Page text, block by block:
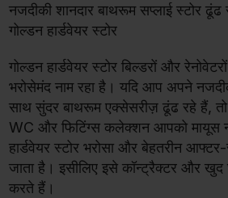
नजदीकी शानदार बाथरूम सप्लाई स्टोर ढूंढ
गोल्डन हार्डवेयर स्टोर
गोल्डन हार्डवेयर स्टोर बिल्डरों और
भरोसेमंद नाम रहा है। यदि आप अपने
साथ सुंदर बाथरूम एक्सेसरीज़ ढूंढ रहे हैं,
WC और फिटिंग्स कलेक्शन आपको मायूस
हार्डवेयर स्टोर भरोसा और बेहतरीन
जाता है। इसीलिए इसे कॉन्ट्रैक्टर और
करते हैं।